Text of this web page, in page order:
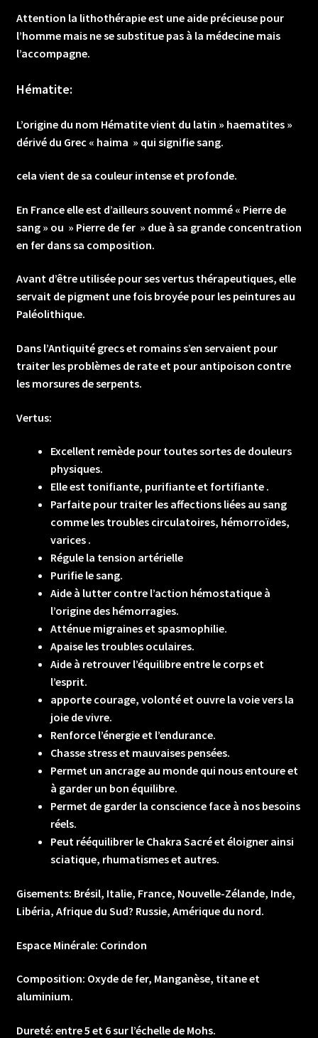
Attention la lithothérapie est une aide précieuse pour
l’homme mais ne se substitue pas à la médecine mais
l’accompagne.
Hématite:
L’origine du nom Hématite vient du latin » haematites »
dérivé du Grec « haima » qui signifie sang.
cela vient de sa couleur intense et profonde.
En France elle est d’ailleurs souvent nommé « Pierre de
sang » ou » Pierre de fer » due à sa grande concentration
en fer dans sa composition.
Avant d’être utilisée pour ses vertus thérapeutiques, elle
servait de pigment une fois broyée pour les peintures au
Paléolithique.
Dans l’Antiquité grecs et romains s’en servaient pour
traiter les problèmes de rate et pour antipoison contre
les morsures de serpents.
Vertus:
Excellent remède pour toutes sortes de douleurs
physiques.
Elle est tonifiante, purifiante et fortifiante .
Parfaite pour traiter les affections liées au sang
comme les troubles circulatoires, hémorroïdes,
varices .
Régule la tension artérielle
Purifie le sang.
Aide à lutter contre l’action hémostatique à
l’origine des hémorragies.
Atténue migraines et spasmophilie.
Apaise les troubles oculaires.
Aide à retrouver l’équilibre entre le corps et
l’esprit.
apporte courage, volonté et ouvre la voie vers la
joie de vivre.
Renforce l’énergie et l’endurance.
Chasse stress et mauvaises pensées.
Permet un ancrage au monde qui nous entoure et
à garder un bon équilibre.
Permet de garder la conscience face à nos besoins
réels.
Peut rééquilibrer le Chakra Sacré et éloigner ainsi
sciatique, rhumatismes et autres.
Gisements: Brésil, Italie, France, Nouvelle-Zélande, Inde,
Libéria, Afrique du Sud? Russie, Amérique du nord.
Espace Minérale: Corindon
Composition: Oxyde de fer, Manganèse, titane et
aluminium.
Dureté: entre 5 et 6 sur l’échelle de Mohs.